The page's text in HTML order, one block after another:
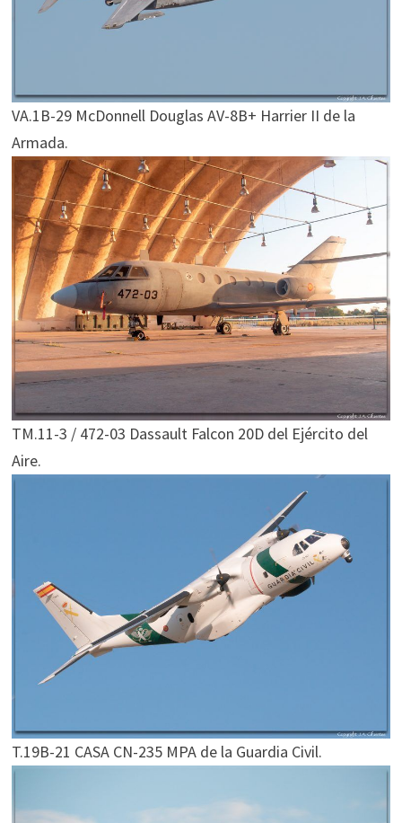
VA.1B-29 McDonnell Douglas AV-8B+ Harrier II de la
Armada.
TM.11-3 / 472-03 Dassault Falcon 20D del Ejército del
Aire.
T.19B-21 CASA CN-235 MPA de la Guardia Civil.